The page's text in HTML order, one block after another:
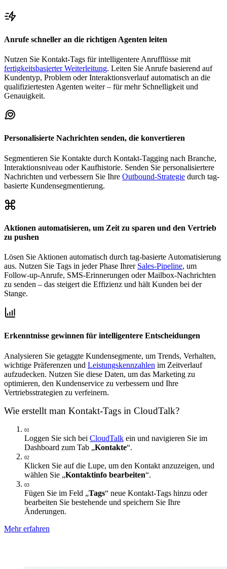
Anrufe schneller an die richtigen Agenten leiten
Nutzen Sie Kontakt-Tags für intelligentere Anrufflüsse mit
fertigkeitsbasierter Weiterleitung. Leiten Sie Anrufe basierend auf
Kundentyp, Problem oder Interaktionsverlauf automatisch an die
qualifiziertesten Agenten weiter – für mehr Schnelligkeit und
Genauigkeit.
Personalisierte Nachrichten senden, die konvertieren
Segmentieren Sie Kontakte durch Kontakt-Tagging nach Branche,
Interaktionsniveau oder Kaufhistorie. Senden Sie personalisiertere
Nachrichten und verbessern Sie Ihre Outbound-Strategie durch tag-
basierte Kundensegmentierung.
Aktionen automatisieren, um Zeit zu sparen und den Vertrieb
zu pushen
Lösen Sie Aktionen automatisch durch tag-basierte Automatisierung
aus. Nutzen Sie Tags in jeder Phase Ihrer Sales-Pipeline, um
Follow-up-Anrufe, SMS-Erinnerungen oder Mailbox-Nachrichten
zu senden – das steigert die Effizienz und hält Kunden bei der
Stange.
Erkenntnisse gewinnen für intelligentere Entscheidungen
Analysieren Sie getaggte Kundensegmente, um Trends, Verhalten,
wichtige Präferenzen und Leistungskennzahlen im Zeitverlauf
aufzudecken. Nutzen Sie diese Daten, um das Marketing zu
optimieren, den Kundenservice zu verbessern und Ihre
Vertriebsstrategien zu verfeinern.
Wie erstellt man Kontakt-Tags in CloudTalk?
01
Loggen Sie sich bei CloudTalk ein und navigieren Sie im
Dashboard zum Tab „Kontakte“.
02
Klicken Sie auf die Lupe, um den Kontakt anzuzeigen, und
wählen Sie „Kontaktinfo bearbeiten“.
03
Fügen Sie im Feld „Tags“ neue Kontakt-Tags hinzu oder
bearbeiten Sie bestehende und speichern Sie Ihre
Änderungen.
Mehr erfahren